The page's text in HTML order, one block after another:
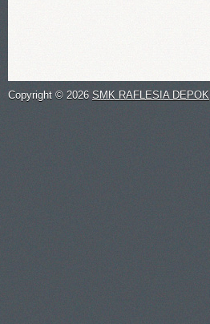
Copyright © 2026 SMK RAFLESIA DEPOK